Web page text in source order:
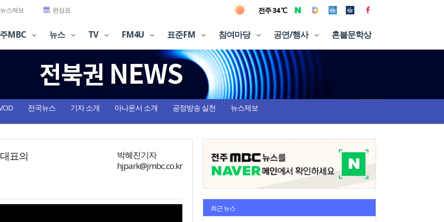
뉴스제보 편성표 전주 34 ℃
MBC 뉴스 TV FM4U 표준FM 참여마당 공연/행사 혼불문학상
전국뉴스 기자 소개 아나운서 소개 공정방송 실천 뉴스제보
표의
박혜진기자
hjpark@jmbc.co.kr
최근 뉴스